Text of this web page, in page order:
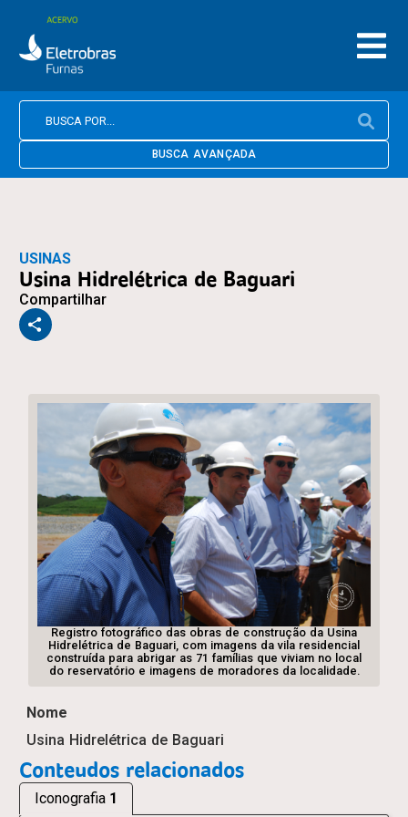
BUSCA AVANÇADA
USINAS
Usina Hidrelétrica de Baguari
Compartilhar
Registro fotográfico das obras de construção da Usina
Hidrelétrica de Baguari, com imagens da vila residencial
construída para abrigar as 71 famílias que viviam no local
do reservatório e imagens de moradores da localidade.
Nome
Usina Hidrelétrica de Baguari
Conteudos relacionados
Iconografia 1